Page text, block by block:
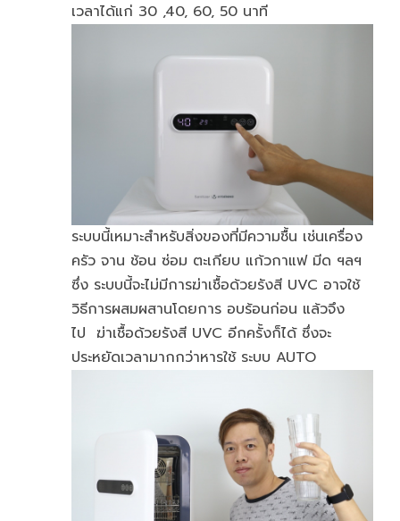
เวลาได้แก่ 30 ,40, 60, 50 นาที
ระบบนี้เหมาะสำหรับสิ่งของที่มีความชื้น เช่นเครื่อง
ครัว จาน ช้อน ซ่อม ตะเกียบ แก้วกาแฟ มีด ฯลฯ
ซึ่ง ระบบนี้จะไม่มีการฆ่าเชื้อด้วยรังสี UVC อาจใช้
วิธีการผสมผสานโดยการ อบร้อนก่อน แล้วจึง
ไป ฆ่าเชื้อด้วยรังสี UVC อีกครั้งก็ได้ ซึ่งจะ
ประหยัดเวลามากกว่าหารใช้ ระบบ AUTO